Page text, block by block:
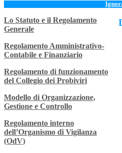
Lo Statuto e il Regolamento
Generale
Regolamento Amministrativo-
Contabile e Finanziario
Regolamento di funzionamento
del Collegio dei Probiviri
Modello di Organizzazione,
Gestione e Controllo
Regolamento interno
dell’Organismo di Vigilanza
(OdV)